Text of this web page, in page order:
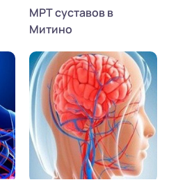
МРТ суставов в
Митино